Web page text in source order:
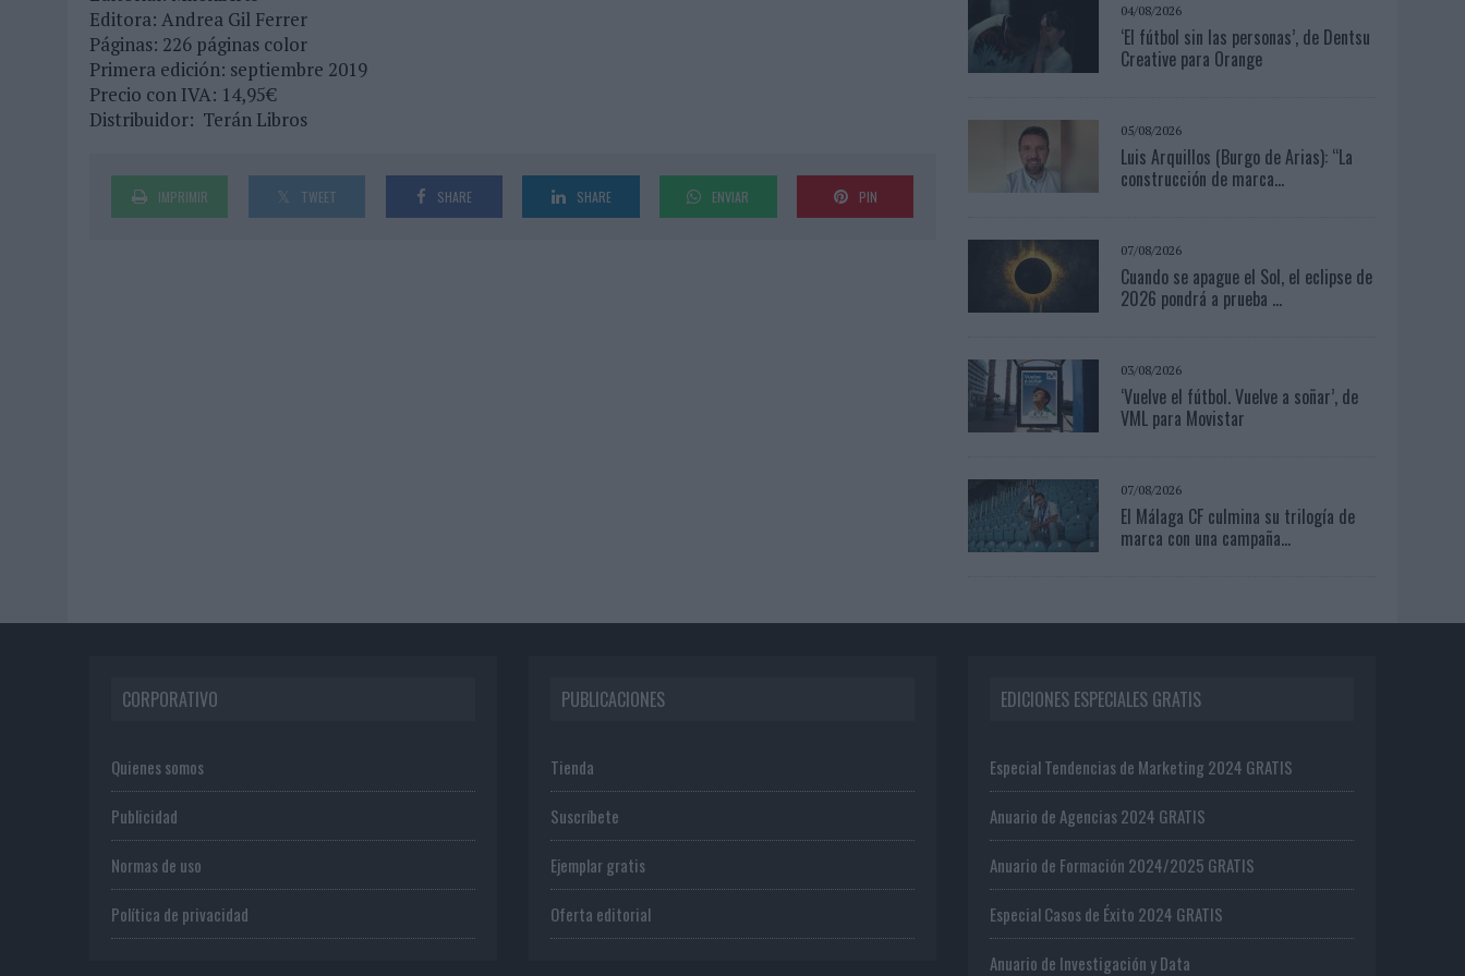
Editora​: Andrea Gil Ferrer
Páginas: 226 páginas​ color
Primera edición: septiembre 2019
Precio con IVA: 14,95€
Distribuidor: Terán Libros
IMPRIMIR TWEET SHARE SHARE ENVIAR PIN
04/08/2026
‘El fútbol sin las personas’, de Dentsu
Creative para Orange
05/08/2026
Luis Arquillos (Burgo de Arias): “La
construcción de marca...
07/08/2026
Cuando se apague el Sol, el eclipse de
2026 pondrá a prueba ...
03/08/2026
‘Vuelve el fútbol. Vuelve a soñar’, de
VML para Movistar
07/08/2026
El Málaga CF culmina su trilogía de
marca con una campaña...
CORPORATIVO
Quienes somos
Publicidad
Normas de uso
Política de privacidad
PUBLICACIONES
Tienda
Suscríbete
Ejemplar gratis
Oferta editorial
EDICIONES ESPECIALES GRATIS
Especial Tendencias de Marketing 2024 GRATIS
Anuario de Agencias 2024 GRATIS
Anuario de Formación 2024/2025 GRATIS
Especial Casos de Éxito 2024 GRATIS
Anuario de Investigación y Data